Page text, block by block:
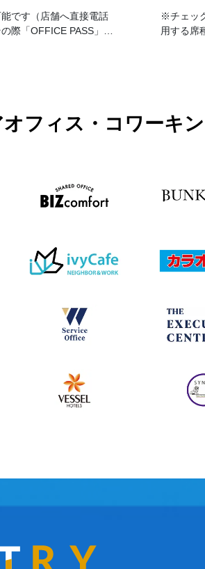
です（店舗へ直接電話
際「OFFICE PASS」事
※チェッ
用する席
フィス・コワーキ